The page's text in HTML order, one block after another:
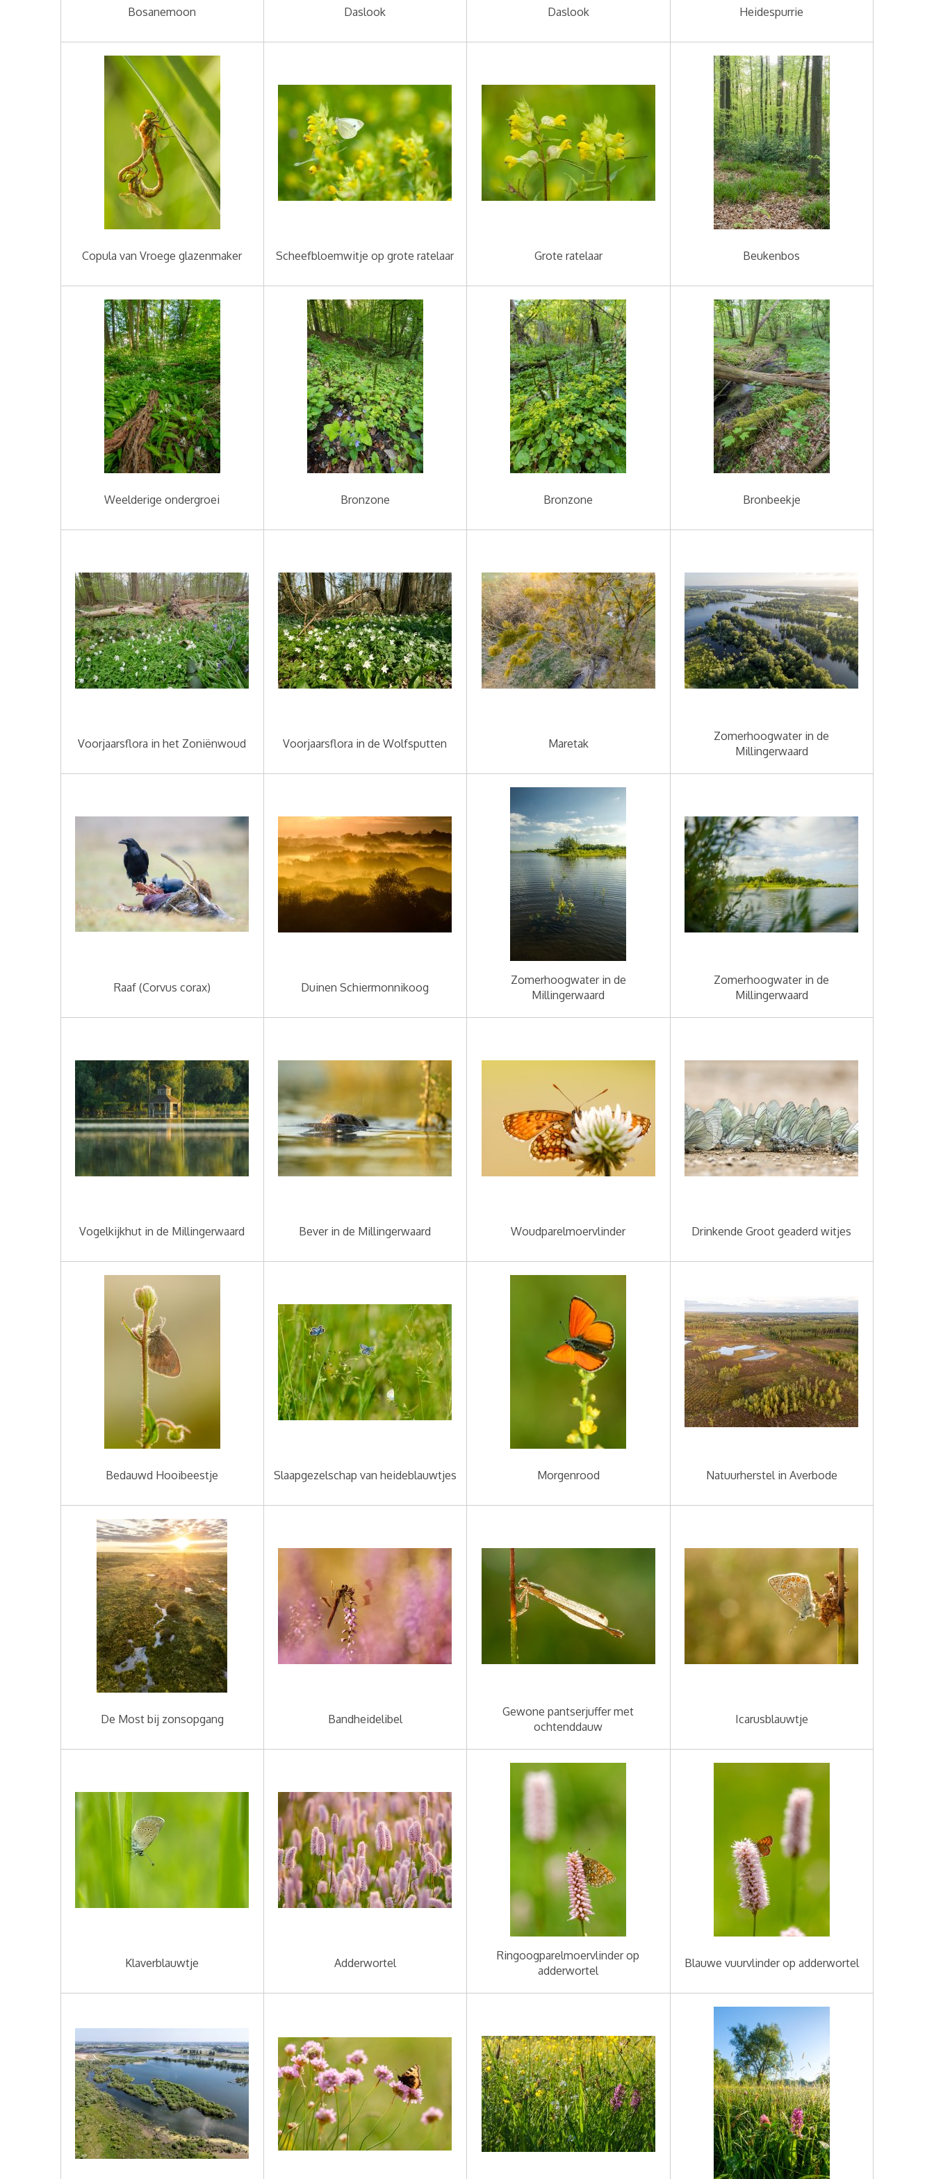
Bosanemoon Daslook Daslook Heidespurrie
Copula van Vroege glazenmaker Scheefbloemwitje op grote ratelaar Grote ratelaar Beukenbos
Weelderige ondergroei Bronzone Bronzone Bronbeekje
Voorjaarsflora in het Zoniënwoud Voorjaarsflora in de Wolfsputten Maretak
Zomerhoogwater in de
Millingerwaard
Raaf (Corvus corax) Duinen Schiermonnikoog
Zomerhoogwater in de
Millingerwaard
Zomerhoogwater in de
Millingerwaard
Vogelkijkhut in de Millingerwaard Bever in de Millingerwaard Woudparelmoervlinder Drinkende Groot geaderd witjes
Bedauwd Hooibeestje Slaapgezelschap van heideblauwtjes Morgenrood Natuurherstel in Averbode
De Most bij zonsopgang Bandheidelibel
Gewone pantserjuffer met
ochtenddauw
Icarusblauwtje
Klaverblauwtje Adderwortel
Ringoogparelmoervlinder op
adderwortel
Blauwe vuurvlinder op adderwortel